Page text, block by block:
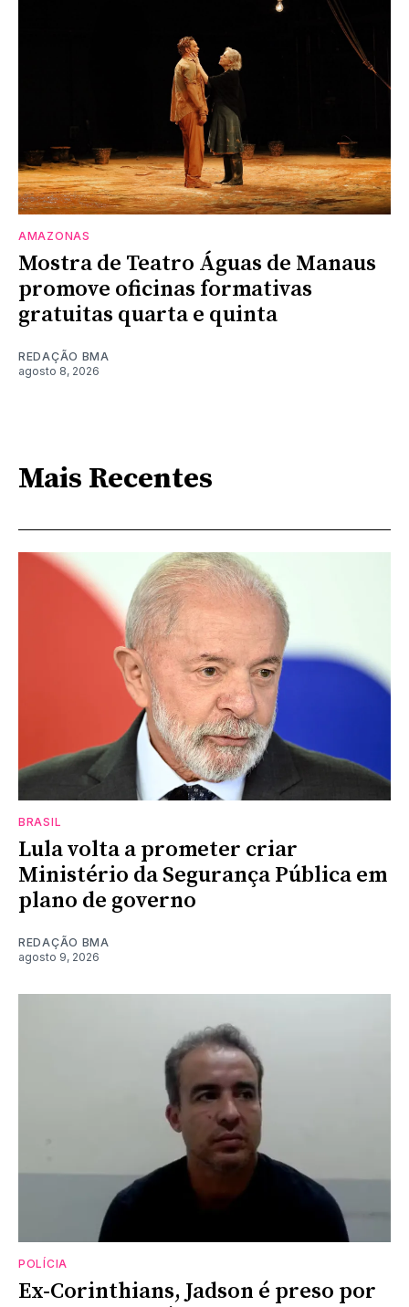
AMAZONAS
Mostra de Teatro Águas de Manaus
promove oficinas formativas
gratuitas quarta e quinta
REDAÇÃO BMA
agosto 8, 2026
Mais Recentes
BRASIL
Lula volta a prometer criar
Ministério da Segurança Pública em
plano de governo
REDAÇÃO BMA
agosto 9, 2026
POLÍCIA
Ex-Corinthians, Jadson é preso por